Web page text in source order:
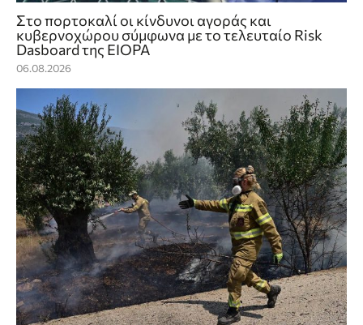
Στο πορτοκαλί οι κίνδυνοι αγοράς και
κυβερνοχώρου σύμφωνα με το τελευταίο Risk
Dasboard της EIOPA
06.08.2026